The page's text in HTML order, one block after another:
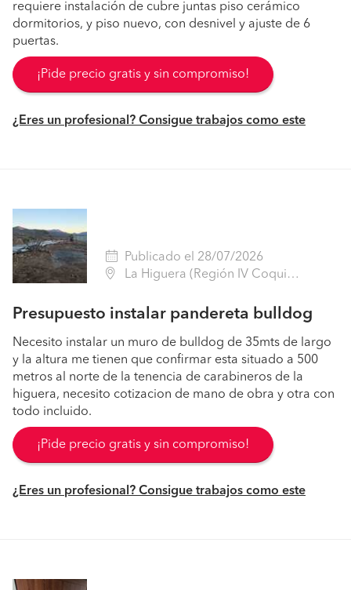
requiere instalación de cubre juntas piso cerámico
dormitorios, y piso nuevo, con desnivel y ajuste de 6
puertas.
¡Pide precio gratis y sin compromiso!
¿Eres un profesional? Consigue trabajos como este
Publicado el 28/07/2026
La Higuera (Región IV Coquimbo - Elqui)
Presupuesto instalar pandereta bulldog
Necesito instalar un muro de bulldog de 35mts de largo
y la altura me tienen que confirmar esta situado a 500
metros al norte de la tenencia de carabineros de la
higuera, necesito cotizacion de mano de obra y otra con
todo incluido.
¡Pide precio gratis y sin compromiso!
¿Eres un profesional? Consigue trabajos como este